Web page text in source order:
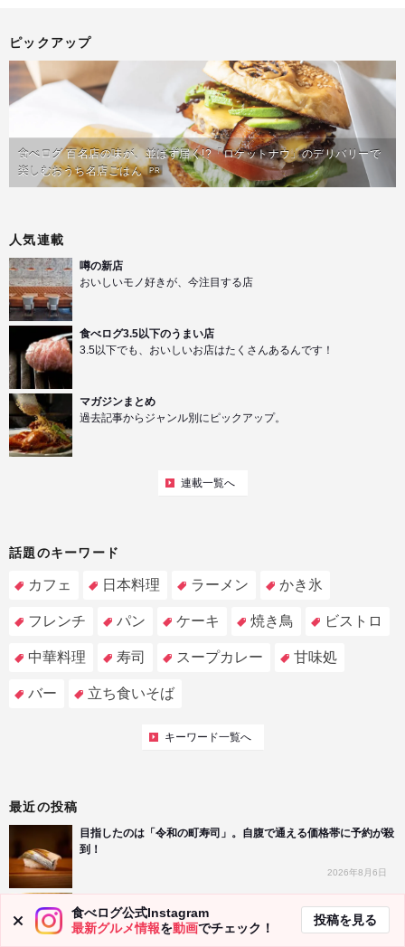
ピックアップ
食べログ 百名店の味が、並ばず届く!?「ロケットナウ」のデリバリーで
楽しむおうち名店ごはん PR
人気連載
噂の新店
おいしいモノ好きが、今注目する店
食べログ3.5以下のうまい店
3.5以下でも、おいしいお店はたくさんあるんです！
マガジンまとめ
過去記事からジャンル別にピックアップ。
連載一覧へ
話題のキーワード
カフェ 日本料理 ラーメン かき氷
フレンチ パン ケーキ 焼き鳥 ビストロ
中華料理 寿司 スープカレー 甘味処
バー 立ち食いそば
キーワード一覧へ
最近の投稿
目指したのは「令和の町寿司」。自腹で通える価格帯に予約が殺
到！
2026年8月6日
てくる料理はガチ中華。京都・下鴨にある、料理の鉄人の系譜を
継ぐ気鋭店とは？
2026年8月6日
食べログ公式Instagram
最新グルメ情報を動画でチェック！
投稿を見る